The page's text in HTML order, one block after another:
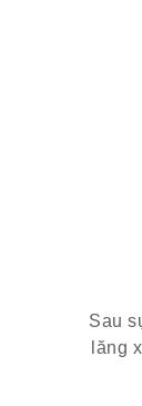
Sau
lăng